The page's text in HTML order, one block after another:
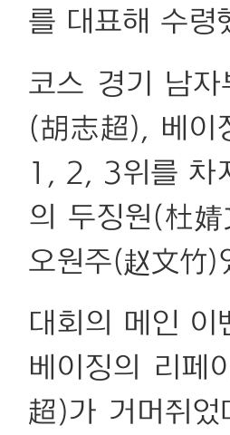
를 대표해 수령
코스 경기 남
(胡志超), 베이
1, 2, 3위를 차
의 두징원(杜
오원주(赵文竹)
대회의 메인
베이징의 리페
超)가 거머쥐